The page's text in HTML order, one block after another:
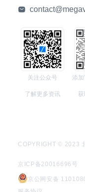
关注公众号
了解更多资讯
添
获
COPYRIGHT © 2023
京ICP备20016696号
京公网安备